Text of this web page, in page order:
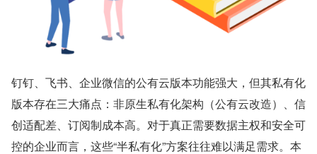
钉钉、飞书、企业微信的公有云版本功能强大，但其私有化
版本存在三大痛点：非原生私有化架构（公有云改造）、信
创适配差、订阅制成本高。对于真正需要数据主权和安全可
控的企业而言，这些“半私有化”方案往往难以满足需求。本